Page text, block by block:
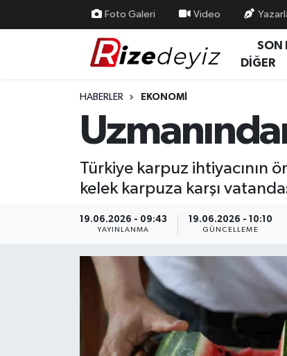
Foto Galeri Video
SON
DİĞER
HABERLER EKONOMI
Türkiye karpuz ihtiyacının
kelek karpuza karşı
19.06.2026 - 09:43
YAYINLANMA
19.06.2026 - 10:10
GÜNCELLEME
Yurttan Haberler
Teknoloji
Rize Nöbetçi Eczaneler
Rize Trafik Yoğunluk Haritası
Tüm Manşetler
Son Dakika Haberleri
Haber Arşivi